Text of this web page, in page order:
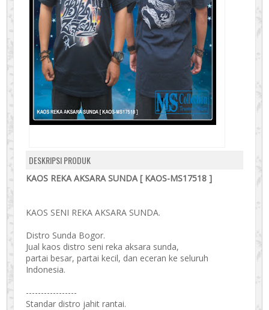
DESKRIPSI PRODUK
KAOS REKA AKSARA SUNDA [ KAOS-MS17518 ]
KAOS SENI REKA AKSARA SUNDA.
Distro Sunda Bogor.
Jual kaos distro seni reka aksara sunda,
partai besar, partai kecil, dan eceran ke seluruh
Indonesia.
-----------------
Standar distro jahit rantai.